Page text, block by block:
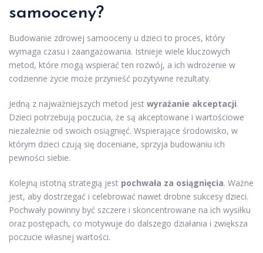
samooceny?
Budowanie zdrowej samooceny u dzieci to proces, który
wymaga czasu i zaangażowania. Istnieje wiele kluczowych
metod, które mogą wspierać ten rozwój, a ich wdrożenie w
codzienne życie może przynieść pozytywne rezultaty.
Jedną z najważniejszych metod jest wyrażanie akceptacji.
Dzieci potrzebują poczucia, że są akceptowane i wartościowe
niezależnie od swoich osiągnięć. Wspierające środowisko, w
którym dzieci czują się doceniane, sprzyja budowaniu ich
pewności siebie.
Kolejną istotną strategią jest pochwała za osiągnięcia. Ważne
jest, aby dostrzegać i celebrować nawet drobne sukcesy dzieci.
Pochwały powinny być szczere i skoncentrowane na ich wysiłku
oraz postępach, co motywuje do dalszego działania i zwiększa
poczucie własnej wartości.